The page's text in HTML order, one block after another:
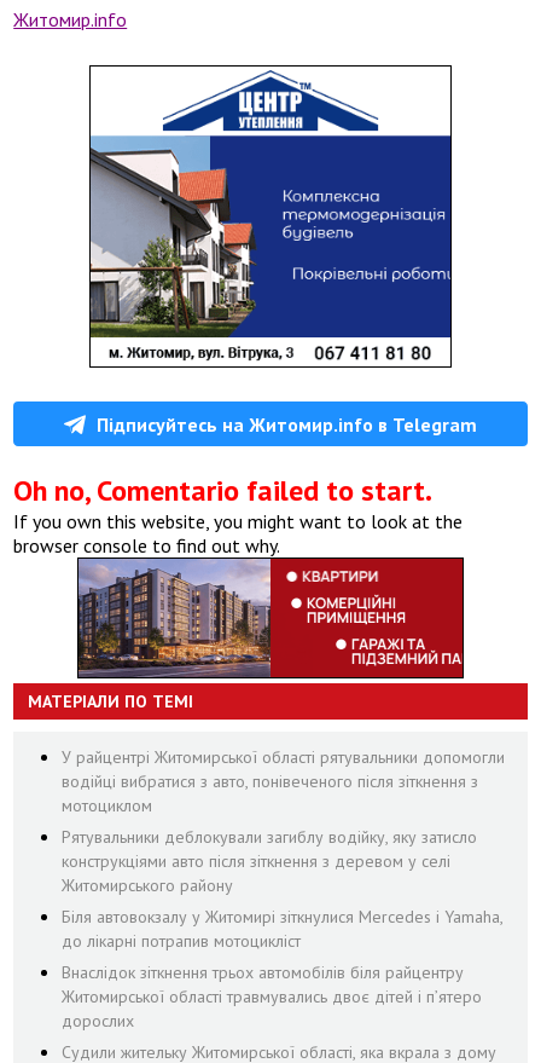
Житомир.info
Підписуйтесь на Житомир.info в Telegram
Oh no, Comentario failed to start.
If you own this website, you might want to look at the
browser console to find out why.
МАТЕРІАЛИ ПО ТЕМІ
У райцентрі Житомирської області рятувальники допомогли
водійці вибратися з авто, понівеченого після зіткнення з
мотоциклом
Рятувальники деблокували загиблу водійку, яку затисло
конструкціями авто після зіткнення з деревом у селі
Житомирського району
Біля автовокзалу у Житомирі зіткнулися Mercedes і Yamaha,
до лікарні потрапив мотоцикліст
Внаслідок зіткнення трьох автомобілів біля райцентру
Житомирської області травмувались двоє дітей і пʼятеро
дорослих
Судили жительку Житомирської області, яка вкрала з дому